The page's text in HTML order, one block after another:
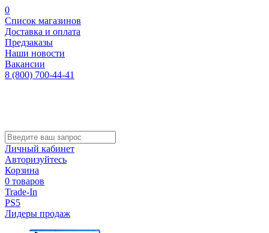
0
Список магазинов
Доставка и оплата
Предзаказы
Наши новости
Вакансии
8 (800) 700-44-41
Личный кабинет
Авторизуйтесь
Корзина
0 товаров
Trade-In
PS5
Лидеры продаж